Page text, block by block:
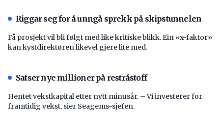
Riggar seg for å unngå sprekk på skipstunnelen
Få prosjekt vil bli følgt med like kritiske blikk. Ein «x-faktor»
kan kystdirektøren likevel gjere lite med.
Satser nye millioner på restråstoff
Hentet vekstkapital etter nytt minusår. – Vi investerer for
framtidig vekst, sier Seagems-sjefen.